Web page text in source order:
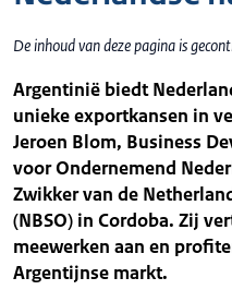
De inhoud van deze pagina is
Argentinië biedt
unieke exportkansen in
Jeroen Blom, Business
voor Ondernemend
Zwikker van de
(NBSO) in Cordoba. Zij
meewerken aan en
Argentijnse markt.